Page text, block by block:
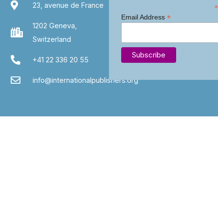
23, avenue de France
1202 Geneva,
Switzerland
+41 22 336 20 55
info@internationalpublishers.org
*
Email Address *